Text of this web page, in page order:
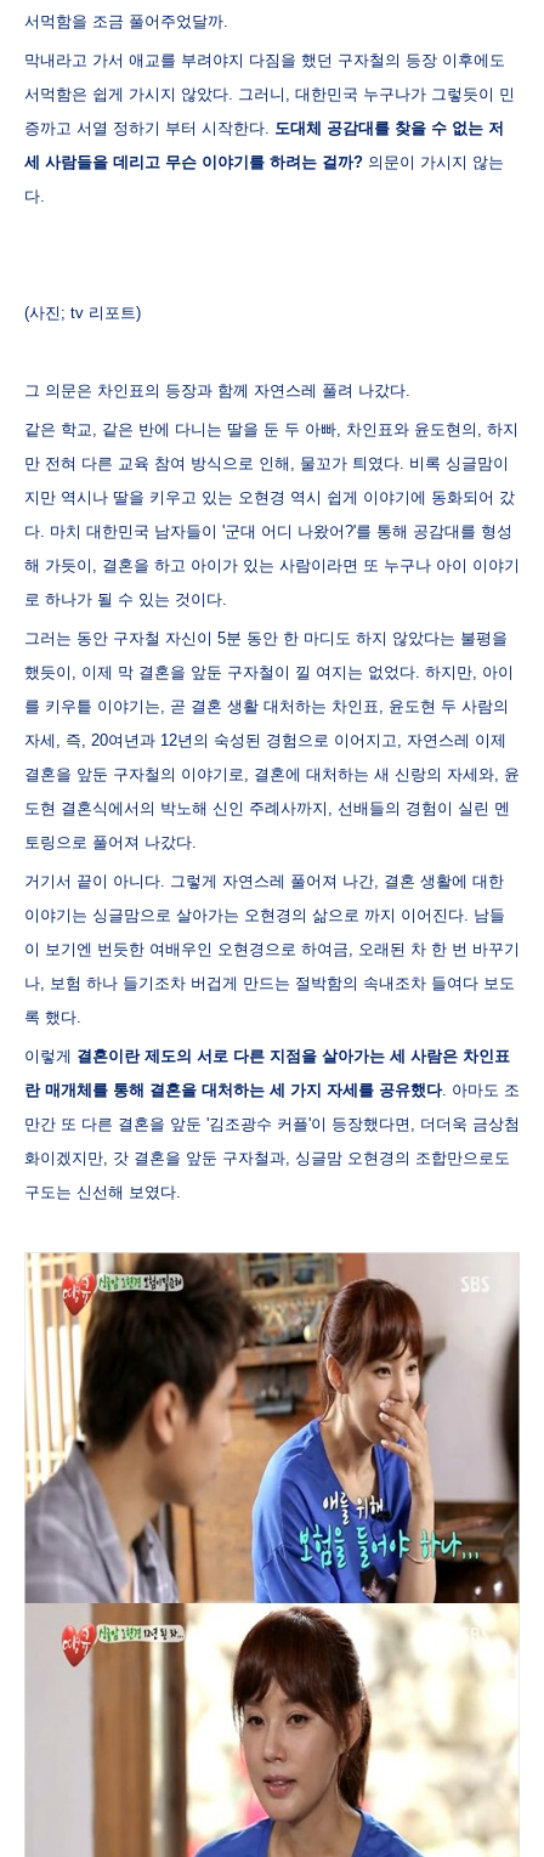
서먹함을 조금 풀어주었달까.
막내라고 가서 애교를 부려야지 다짐을 했던 구자철의 등장 이후에도
서먹함은 쉽게 가시지 않았다. 그러니, 대한민국 누구나가 그렇듯이 민
증까고 서열 정하기 부터 시작한다. 도대체 공감대를 찾을 수 없는 저
세 사람들을 데리고 무슨 이야기를 하려는 걸까? 의문이 가시지 않는
다.
(사진; tv 리포트)
그 의문은 차인표의 등장과 함께 자연스레 풀려 나갔다.
같은 학교, 같은 반에 다니는 딸을 둔 두 아빠, 차인표와 윤도현의, 하지
만 전혀 다른 교육 참여 방식으로 인해, 물꼬가 틔였다. 비록 싱글맘이
지만 역시나 딸을 키우고 있는 오현경 역시 쉽게 이야기에 동화되어 갔
다. 마치 대한민국 남자들이 '군대 어디 나왔어?'를 통해 공감대를 형성
해 가듯이, 결혼을 하고 아이가 있는 사람이라면 또 누구나 아이 이야기
로 하나가 될 수 있는 것이다.
그러는 동안 구자철 자신이 5분 동안 한 마디도 하지 않았다는 불평을
했듯이, 이제 막 결혼을 앞둔 구자철이 낄 여지는 없었다. 하지만, 아이
를 키우틑 이야기는, 곧 결혼 생활 대처하는 차인표, 윤도현 두 사람의
자세, 즉, 20여년과 12년의 숙성된 경험으로 이어지고, 자연스레 이제
결혼을 앞둔 구자철의 이야기로, 결혼에 대처하는 새 신랑의 자세와, 윤
도현 결혼식에서의 박노해 신인 주례사까지, 선배들의 경험이 실린 멘
토링으로 풀어져 나갔다.
거기서 끝이 아니다. 그렇게 자연스레 풀어져 나간, 결혼 생활에 대한
이야기는 싱글맘으로 살아가는 오현경의 삶으로 까지 이어진다. 남들
이 보기엔 번듯한 여배우인 오현경으로 하여금, 오래된 차 한 번 바꾸기
나, 보험 하나 들기조차 버겁게 만드는 절박함의 속내조차 들여다 보도
록 했다.
이렇게 결혼이란 제도의 서로 다른 지점을 살아가는 세 사람은 차인표
란 매개체를 통해 결혼을 대처하는 세 가지 자세를 공유했다. 아마도 조
만간 또 다른 결혼을 앞둔 '김조광수 커플'이 등장했다면, 더더욱 금상첨
화이겠지만, 갓 결혼을 앞둔 구자철과, 싱글맘 오현경의 조합만으로도
구도는 신선해 보였다.